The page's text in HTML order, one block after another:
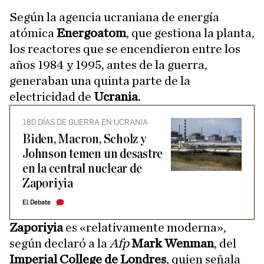
Según la agencia ucraniana de energía
atómica Energoatom, que gestiona la planta,
los reactores que se encendieron entre los
años 1984 y 1995, antes de la guerra,
generaban una quinta parte de la
electricidad de Ucrania.
180 DÍAS DE GUERRA EN UCRANIA
Biden, Macron, Scholz y
Johnson temen un desastre
en la central nuclear de
Zaporiyia
El Debate
Zaporiyiaes «relativamente moderna»,
según declaró a la AfpMark Wenman, del
Imperial College de Londres, quien señala